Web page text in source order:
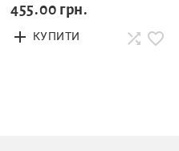
455.00 грн.
КУПИТИ